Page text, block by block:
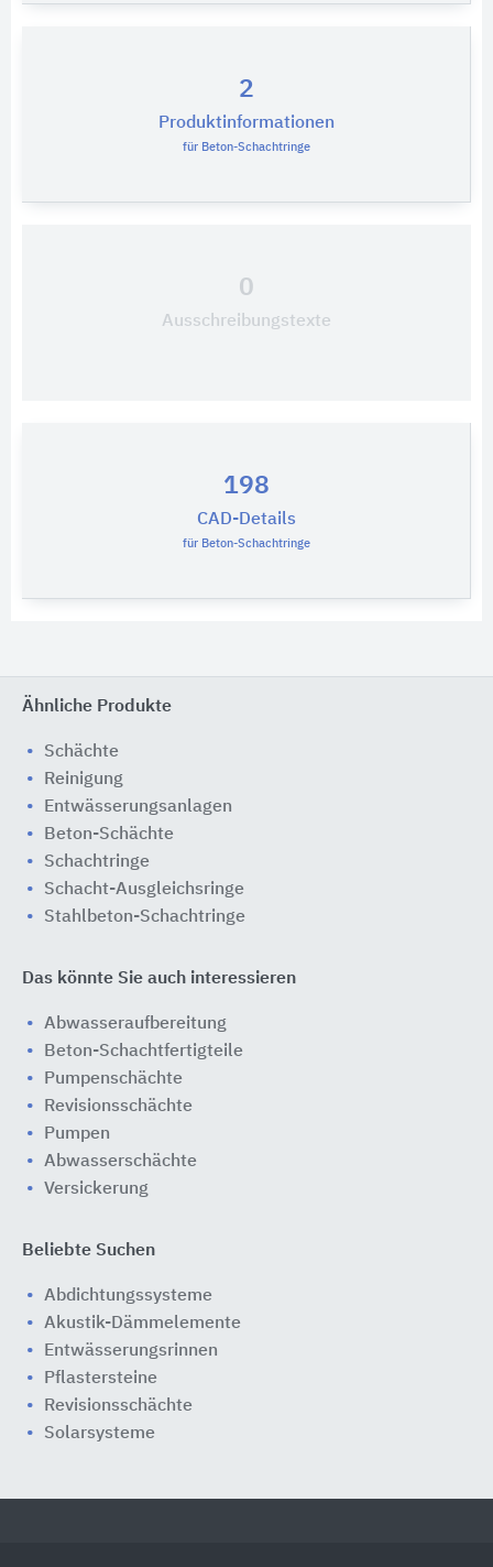
2
Produktinformationen
für Beton-Schachtringe
0
Ausschreibungstexte
198
CAD-Details
für Beton-Schachtringe
Ähnliche Produkte
Schächte
Reinigung
Entwässerungsanlagen
Beton-Schächte
Schachtringe
Schacht-Ausgleichsringe
Stahlbeton-Schachtringe
Das könnte Sie auch interessieren
Abwasseraufbereitung
Beton-Schachtfertigteile
Pumpenschächte
Revisionsschächte
Pumpen
Abwasserschächte
Versickerung
Beliebte Suchen
Abdichtungssysteme
Akustik-Dämmelemente
Entwässerungsrinnen
Pflastersteine
Revisionsschächte
Solarsysteme